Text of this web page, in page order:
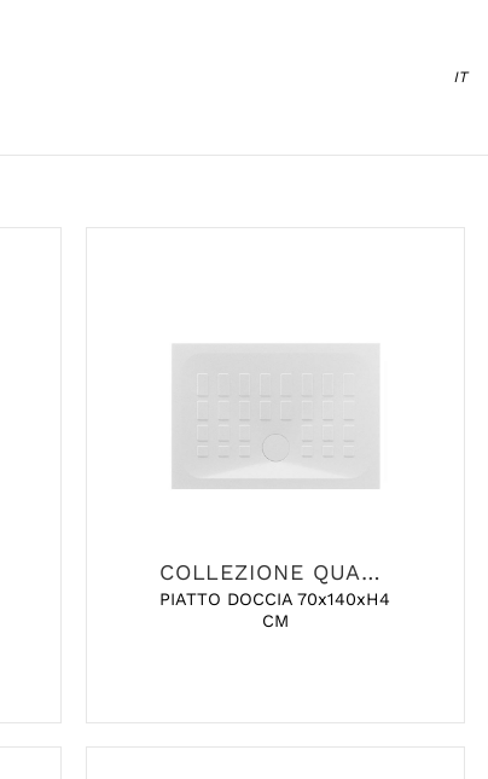
IT
COLLEZIONE QUADRO
PIATTO DOCCIA 70x140xH4
CM